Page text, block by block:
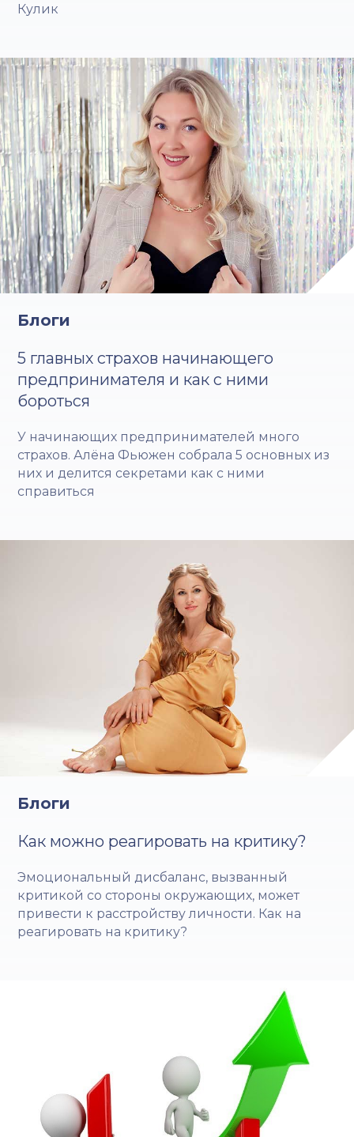
Кулик
Блоги
5 главных страхов начинающего
предпринимателя и как с ними
бороться
У начинающих предпринимателей много
страхов. Алёна Фьюжен собрала 5 основных из
них и делится секретами как с ними
справиться
Блоги
Как можно реагировать на критику?
Эмоциональный дисбаланс, вызванный
критикой со стороны окружающих, может
привести к расстройству личности. Как на
реагировать на критику?